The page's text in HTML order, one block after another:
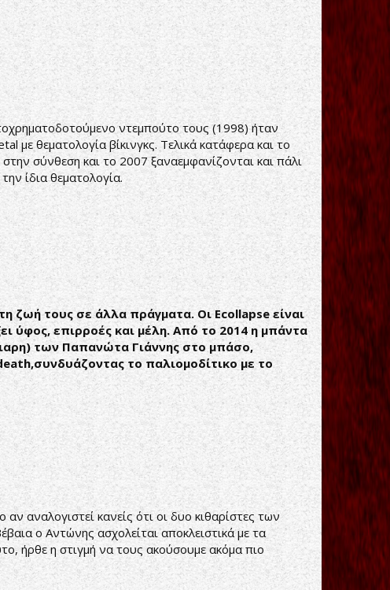
ντεμπούτο τους (1998) ήταν
θεματολογία βίκινγκς. Τελικά κατάφερα και το
σύνθεση και το 2007 ξαναεμφανίζονται και πάλι
ίδια θεματολογία.
ζωή τους σε άλλα πράγματα. Οι Ecollapse είναι
ύφος, επιρροές και μέλη. Από το 2014 η μπάντα
των Παπανώτα Γιάννης στο μπάσο,
το παλιομοδίτικο με το
αναλογιστεί κανείς ότι οι δυο κιθαρίστες των
ο Αντώνης ασχολείται αποκλειστικά με τα
ήρθε η στιγμή να τους ακούσουμε ακόμα πιο